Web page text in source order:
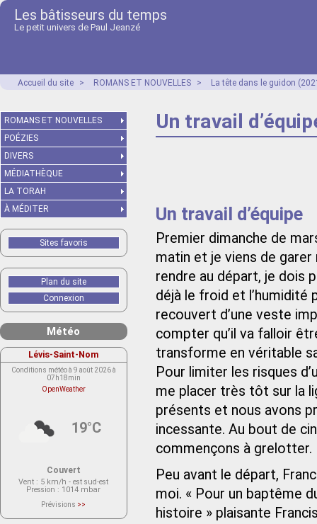
Les bâtisseurs du temps
Le petit univers de Paul Jeanzé
Accueil du site > ROMANS ET NOUVELLES > La tête dans le guidon
Un travail
Un travail d’équipe
Premier dimanche de
matin et je viens de garer
rendre au départ, je dois
déjà le froid et
recouvert d’une veste
compter qu’il va falloir
transforme en véritable
Pour limiter les risques
me placer très tôt sur la
présents et nous avons
incessante. Au bout de
commençons à grelotter.
Peu avant le départ,
moi. « Pour un baptême
histoire » plaisante
ROMANS ET NOUVELLES
POÉZIES
DIVERS
MÉDIATHÈQUE
LA TORAH
À MÉDITER
Sites favoris
Plan du site
Connexion
Météo
Lévis-Saint-Nom
Conditions météo à 9 août 2026 à
07h18min
OpenWeather
19°C
Couvert
Vent : 5 km/h - est sud-est
Pression : 1014 mbar
Prévisions >>
actuellement aucune prévision